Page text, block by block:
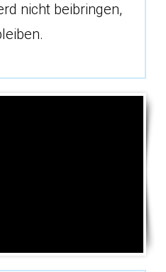
nicht beibringen,